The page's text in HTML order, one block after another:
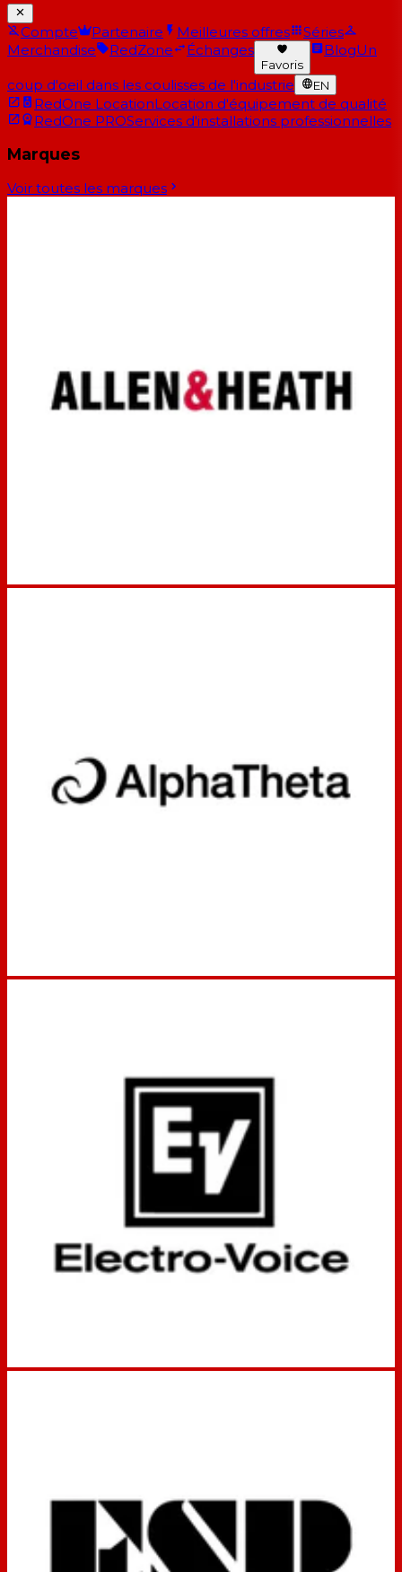
Compte Partenaire Meilleures offres
Séries
Merchandise
RedZone Échanges
Favoris
BlogUn
coup d'oeil dans les coulisses de l'industrie EN
RedOne LocationLocation d'équipement de qualité
RedOne PROServices d'installations professionnelles
Marques
Voir toutes les marques